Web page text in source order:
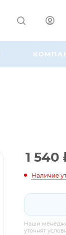
1 540
Наличие
Наши
уточнят